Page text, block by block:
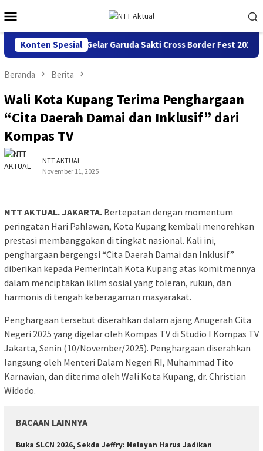
ke
kontenMobile
Konten Spesial
Sinergi, BI NTT Gelar Garuda Sakti Cross Border Fest 2026
Beranda Berita
Wali Kota Kupang Terima Penghargaan
“Cita Daerah Damai dan Inklusif” dari
Kompas TV
NTT AKTUAL
November 11, 2025
NTT AKTUAL. JAKARTA. Bertepatan dengan momentum
peringatan Hari Pahlawan, Kota Kupang kembali menorehkan
prestasi membanggakan di tingkat nasional. Kali ini,
penghargaan bergengsi “Cita Daerah Damai dan Inklusif”
diberikan kepada Pemerintah Kota Kupang atas komitmennya
dalam menciptakan iklim sosial yang toleran, rukun, dan
harmonis di tengah keberagaman masyarakat.
Penghargaan tersebut diserahkan dalam ajang Anugerah Cita
Negeri 2025 yang digelar oleh Kompas TV di Studio I Kompas TV
Jakarta, Senin (10/November/2025). Penghargaan diserahkan
langsung oleh Menteri Dalam Negeri RI, Muhammad Tito
Karnavian, dan diterima oleh Wali Kota Kupang, dr. Christian
Widodo.
BACAAN LAINNYA
Buka SLCN 2026, Sekda Jeffry: Nelayan Harus Jadikan